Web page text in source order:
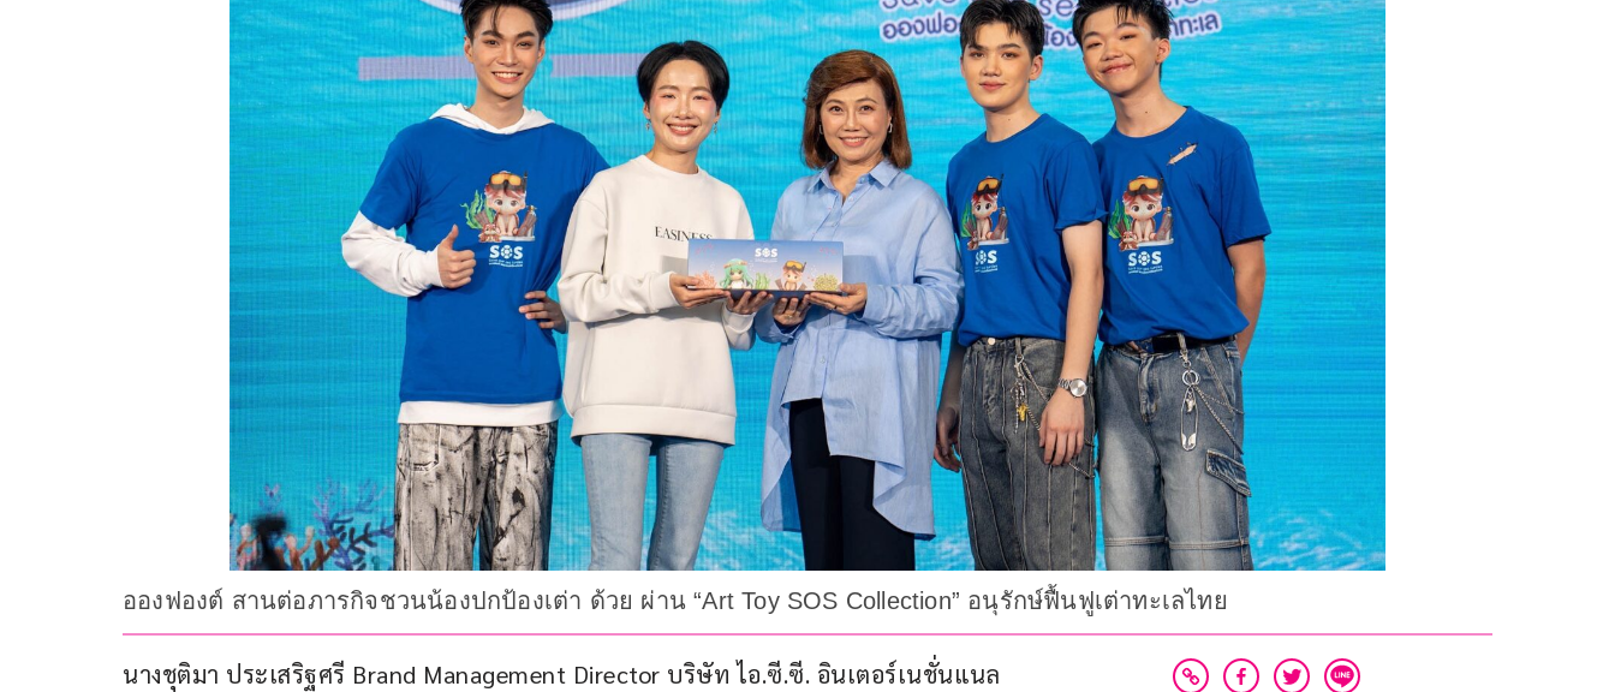
อองฟองต์ สานต่อภารกิจชวนน้องปกป้องเต่า ด้วย ผ่าน “Art Toy SOS Collection” อนุรักษ์ฟื้นฟูเต่าทะเลไทย
นางชุติมา ประเสริฐศรี Brand Management Director บริษัท ไอ.ซี.ซี. อินเตอร์เนชั่นแนล